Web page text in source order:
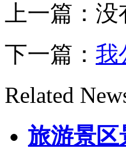
上一篇：没
下一篇： 我
Related
旅游景区